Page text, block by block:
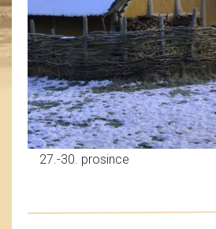
27.-30. prosince